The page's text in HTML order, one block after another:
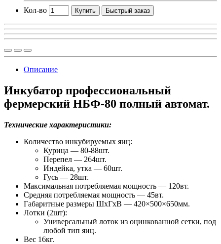
Кол-во Купить Быстрый заказ
Описание
Инкубатор профессиональный
фермерский НБФ-80 полный автомат.
Технические характеристики:
Количество инкубируемых яиц:
Курица — 80-88шт.
Перепел — 264шт.
Индейка, утка — 60шт.
Гусь — 28шт.
Максимальная потребляемая мощность — 120вт.
Средняя потребляемая мощность — 45вт.
Габаритные размеры ШхГхВ — 420×500×650мм.
Лотки (2шт):
Универсальный лоток из оцинкованной сетки, под
любой тип яиц.
Вес 16кг.